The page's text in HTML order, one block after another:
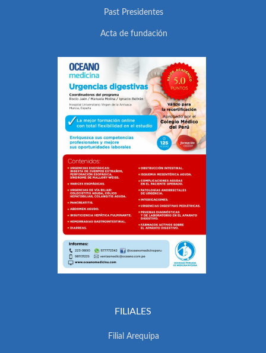
Past Presidentes
Acta de fundación
FILIALES
Filial Arequipa